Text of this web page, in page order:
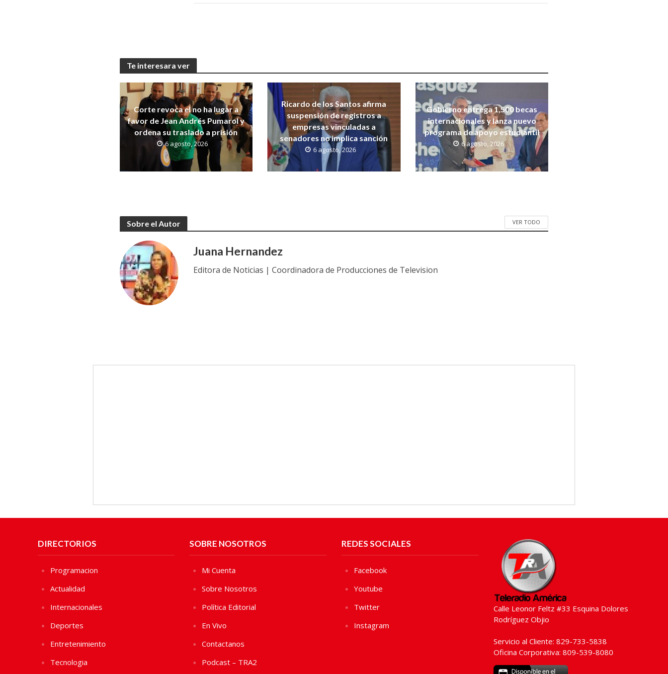
Te interesara ver
Corte revoca el no ha lugar a
favor de Jean Andrés Pumarol y
ordena su traslado a prisión
6 agosto, 2026
Ricardo de los Santos afirma
suspensión de registros a
empresas vinculadas a
senadores no implica sanción
6 agosto, 2026
Gobierno entrega 1,500 becas
internacionales y lanza nuevo
programa de apoyo estudiantil
6 agosto, 2026
Sobre el Autor VER TODO
Juana Hernandez
Editora de Noticias | Coordinadora de Producciones de Television
DIRECTORIOS
Programacion
Actualidad
Internacionales
Deportes
Entretenimiento
Tecnologia
SOBRE NOSOTROS
Mi Cuenta
Sobre Nosotros
Política Editorial
En Vivo
Contactanos
Podcast – TRA2
REDES SOCIALES
Facebook
Youtube
Twitter
Instagram
Calle Leonor Feltz #33 Esquina Dolores
Rodríguez Objio
Servicio al Cliente: 829-733-5838
Oficina Corporativa: 809-539-8080